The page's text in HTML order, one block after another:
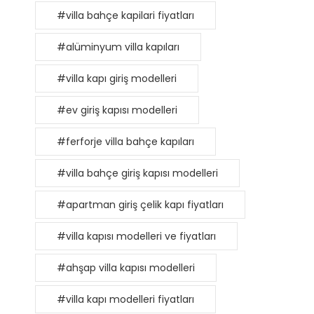
#villa bahçe kapilari fiyatları
#alüminyum villa kapıları
#villa kapı giriş modelleri
#ev giriş kapısı modelleri
#ferforje villa bahçe kapıları
#villa bahçe giriş kapısı modelleri
#apartman giriş çelik kapı fiyatları
#villa kapısı modelleri ve fiyatları
#ahşap villa kapısı modelleri
#villa kapı modelleri fiyatları